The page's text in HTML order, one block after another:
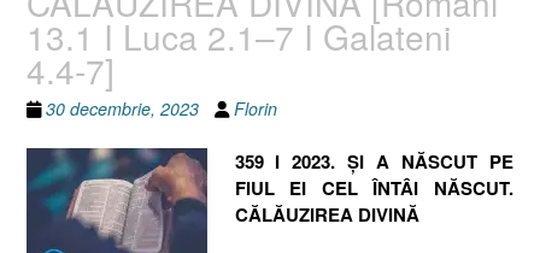
13.1 I Luca 2.1–7 I Galateni
4.4-7]
30 decembrie, 2023 Florin
359 I 2023. ȘI A NĂSCUT PE
FIUL EI CEL ÎNTÂI NĂSCUT.
CĂLĂUZIREA DIVINĂ